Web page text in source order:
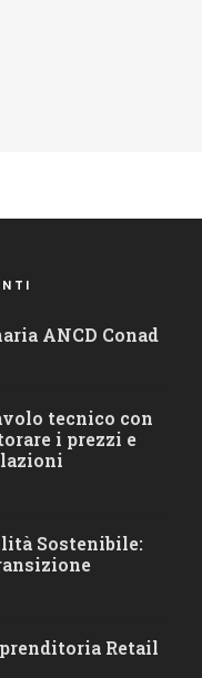
ANCD Conad
tecnico con
i prezzi e
Sostenibile:
Retail​